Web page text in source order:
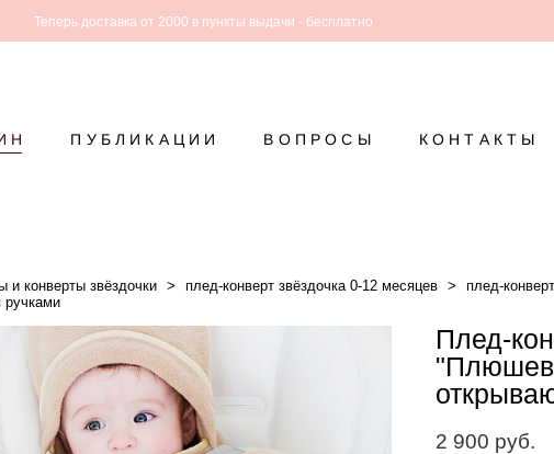
Теперь доставка от 2000 в пункты выдачи - бесплатно
ПУБЛИКАЦИИ ВОПРОСЫ КОНТАКТЫ
и конверты звёздочки > плед-конверт звёздочка 0-12 месяцев >
плед-
Плед-
2 900 pуб.